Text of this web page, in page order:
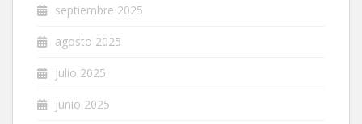
septiembre 2025
agosto 2025
julio 2025
junio 2025